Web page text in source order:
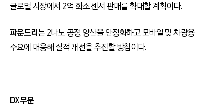
글로벌 시장에서 2억 화소 센서 판매를 확대할 계획이다.
파운드리는 2나노 공정 양산을 안정화하고 모바일 및 차량용
수요에 대응해 실적 개선을 추진할 방침이다.
DX부문